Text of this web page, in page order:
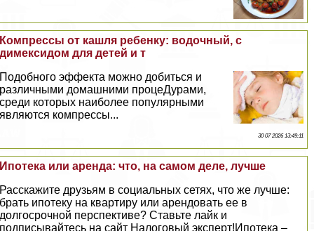
Компрессы от кашля ребенку: водочный, с
димексидом для детей и т
Подобного эффекта можно добиться и
различными домашними процеДypaми,
среди которых наиболее популярными
являются компрессы...
30 07 2026 13:49:11
Ипотека или аренда: что, на самом деле, лучше
Расскажите друзьям в социальных сетях, что же лучше:
брать ипотеку на квартиру или арендовать ее в
долгосрочной перспективе? Ставьте лайк и
подписывайтесь на сайт Налоговый эксперт!Ипотека –